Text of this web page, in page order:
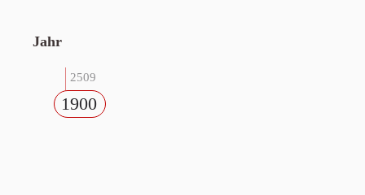
Jahr
2509
1900